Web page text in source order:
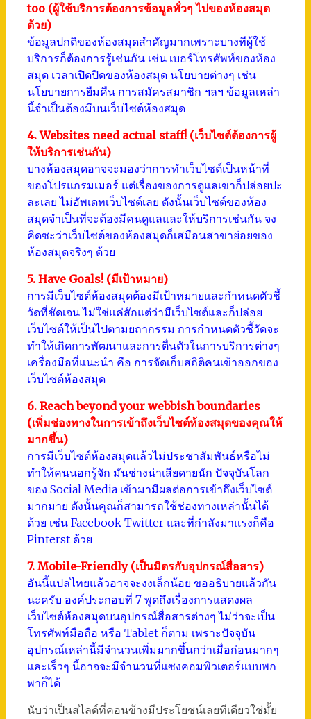
too (ผู้ใช้บริการต้องการข้อมูลทั่วๆ ไปของห้องสมุด
ด้วย)
ข้อมูลปกติของห้องสมุดสำคัญมากเพราะบางทีผู้ใช้
บริการก็ต้องการรู้เช่นกัน เช่น เบอร์โทรศัพท์ของห้อง
สมุด เวลาเปิดปิดของห้องสมุด นโยบายต่างๆ เช่น
นโยบายการยืมคืน การสมัครสมาชิก ฯลฯ ข้อมูลเหล่า
นี้จำเป็นต้องมีบนเว็บไซต์ห้องสมุด
4. Websites need actual staff! (เว็บไซต์ต้องการผู้
ให้บริการเช่นกัน)
บางห้องสมุดอาจจะมองว่าการทำเว็บไซต์เป็นหน้าที่
ของโปรแกรมเมอร์ แต่เรื่องของการดูแลเขาก็ปล่อยปะ
ละเลย ไม่อัพเดทเว็บไซต์เลย ดังนั้นเว็บไซต์ของห้อง
สมุดจำเป็นที่จะต้องมีคนดูแลและให้บริการเช่นกัน จง
คิดซะว่าเว็บไซต์ของห้องสมุดก็เสมือนสาขาย่อยของ
ห้องสมุดจริงๆ ด้วย
5. Have Goals! (มีเป้าหมาย)
การมีเว็บไซต์ห้องสมุดต้องมีเป้าหมายและกำหนดตัวชี้
วัดที่ชัดเจน ไม่ใช่แค่สักแต่ว่ามีเว็บไซต์และก็ปล่อย
เว็บไซต์ให้เป็นไปตามยถากรรม การกำหนดตัวชี้วัดจะ
ทำให้เกิดการพัฒนาและการตื่นตัวในการบริการต่างๆ
เครื่องมือที่แนะนำ คือ การจัดเก็บสถิติคนเข้าออกของ
เว็บไซต์ห้องสมุด
6. Reach beyond your webbish boundaries
(เพิ่มช่องทางในการเข้าถึงเว็บไซต์ห้องสมุดของคุณให้
มากขึ้น)
การมีเว็บไซต์ห้องสมุดแล้วไม่ประชาสัมพันธ์หรือไม่
ทำให้คนนอกรู้จัก มันช่างน่าเสียดายนัก ปัจจุบันโลก
ของ Social Media เข้ามามีผลต่อการเข้าถึงเว็บไซต์
มากมาย ดังนั้นคุณก็สามารถใช้ช่องทางเหล่านั้นได้
ด้วย เช่น Facebook Twitter และที่กำลังมาแรงก็คือ
Pinterst ด้วย
7. Mobile-Friendly (เป็นมิตรกับอุปกรณ์สื่อสาร)
อันนี้แปลไทยแล้วอาจจะงงเล็กน้อย ขออธิบายแล้วกัน
นะครับ องค์ประกอบที่ 7 พูดถึงเรื่องการแสดงผล
เว็บไซต์ห้องสมุดบนอุปกรณ์สื่อสารต่างๆ ไม่ว่าจะเป็น
โทรศัพท์มือถือ หรือ Tablet ก็ตาม เพราะปัจจุบัน
อุปกรณ์เหล่านี้มีจำนวนเพิ่มมากขึ้นกว่าเมื่อก่อนมากๆ
และเร็วๆ นี้อาจจะมีจำนวนที่แซงคอมพิวเตอร์แบบพก
พาก็ได้
นับว่าเป็นสไลด์ที่คอนข้างมีประโยชน์เลยทีเดียวใช่มั้ย